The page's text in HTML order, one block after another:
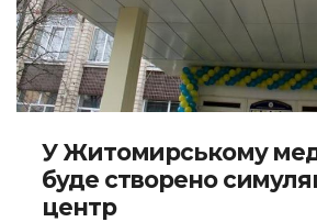
У Житомирському
буде створено
центр